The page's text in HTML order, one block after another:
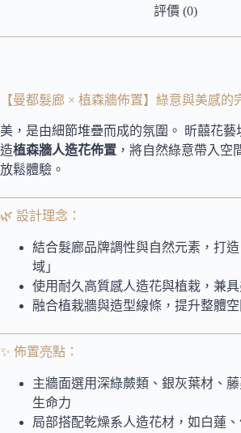
評價 (0)
【曼都髮廊 × 植森牆佈置】綠意與美感的
美，是由細節堆疊而成的氛圍。 昕囍花藝
造植森牆人造花佈置 ，將自然綠意帶入空
放鬆體驗。
🌿 設計理念：
結合髮廊品牌調性與自然元素，打
域」
使用耐久高質感人造花與植栽，兼具
融合植栽牆與造型線條，提升整體
✨ 佈置亮點：
主牆面選用深綠蕨類、銀灰葉材、
生命力
局部搭配乾燥系人造花材，如白蓮